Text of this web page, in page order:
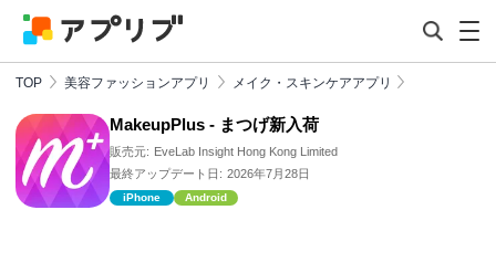
TOP 美容ファッションアプリ メイク・スキンケアアプリ
MakeupPlus - まつげ新入荷
販売元: EveLab Insight Hong Kong Limited
最終アップデート日: 2026年7月28日
iPhone Android